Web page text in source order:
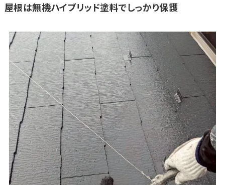
屋根は無機ハイブリッド塗料でしっかり保護